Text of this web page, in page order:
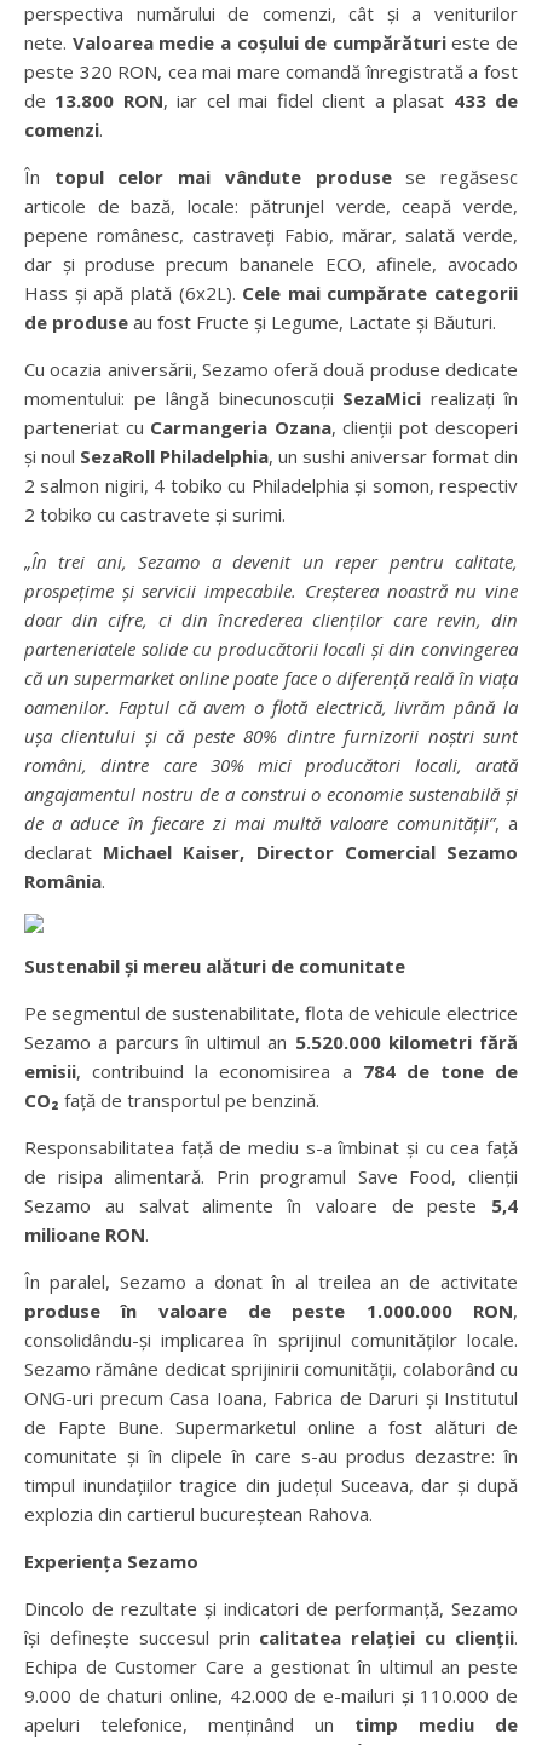
perspectiva numărului de comenzi, cât și a veniturilor
nete. Valoarea medie a coșului de cumpărăturieste de
peste 320 RON, cea mai mare comandă înregistrată a fost
de 13.800 RON, iar cel mai fidel client a plasat 433 de
comenzi.
În topul celor mai vândute produsese regăsesc
articole de bază, locale: pătrunjel verde, ceapă verde,
pepene românesc, castraveți Fabio, mărar, salată verde,
dar și produse precum bananele ECO, afinele, avocado
Hass și apă plată (6x2L). Cele mai cumpărate categorii
de produse au fost Fructe și Legume, Lactate și Băuturi.
Cu ocazia aniversării, Sezamo oferă două produse dedicate
momentului: pe lângă binecunoscuții SezaMici realizați în
parteneriat cu Carmangeria Ozana, clienții pot descoperi
și noul SezaRoll Philadelphia, un sushi aniversar format din
2 salmon nigiri, 4 tobiko cu Philadelphia și somon, respectiv
2 tobiko cu castravete și surimi.
„În trei ani, Sezamo a devenit un reper pentru calitate,
prospețime și servicii impecabile. Creșterea noastră nu vine
doar din cifre, ci din încrederea clienților care revin, din
parteneriatele solide cu producătorii locali și din convingerea
că un supermarket online poate face o diferență reală în viața
oamenilor. Faptul că avem o flotă electrică, livrăm până la
ușa clientului și că peste 80% dintre furnizorii noștri sunt
români, dintre care 30% mici producători locali, arată
angajamentul nostru de a construi o economie sustenabilă și
de a aduce în fiecare zi mai multă valoare comunității”, a
declarat Michael Kaiser, Director Comercial Sezamo
România.
Sustenabil și mereu alături de comunitate
Pe segmentul de sustenabilitate, flota de vehicule electrice
Sezamo a parcurs în ultimul an 5.520.000 kilometri fără
emisii, contribuind la economisirea a 784 de tone de
CO₂ față de transportul pe benzină.
Responsabilitatea față de mediu s-a îmbinat și cu cea față
de risipa alimentară. Prin programul Save Food, clienții
Sezamo au salvat alimente în valoare de peste 5,4
milioane RON.
În paralel, Sezamo a donat în al treilea an de activitate
produse în valoare de peste 1.000.000 RON,
consolidându-și implicarea în sprijinul comunităților locale.
Sezamo rămâne dedicat sprijinirii comunității, colaborând cu
ONG-uri precum Casa Ioana, Fabrica de Daruri și Institutul
de Fapte Bune. Supermarketul online a fost alături de
comunitate și în clipele în care s-au produs dezastre: în
timpul inundațiilor tragice din județul Suceava, dar și după
explozia din cartierul bucureștean Rahova.
Experiența Sezamo
Dincolo de rezultate și indicatori de performanță, Sezamo
își definește succesul prin calitatea relației cu clienții.
Echipa de Customer Care a gestionat în ultimul an peste
9.000 de chaturi online, 42.000 de e-mailuri și 110.000 de
apeluri telefonice, menținând un timp mediu de